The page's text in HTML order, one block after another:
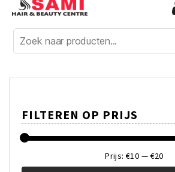
Afro
Hair
Beauty
FILTEREN OP PRIJS
Prijs:€10 — €20